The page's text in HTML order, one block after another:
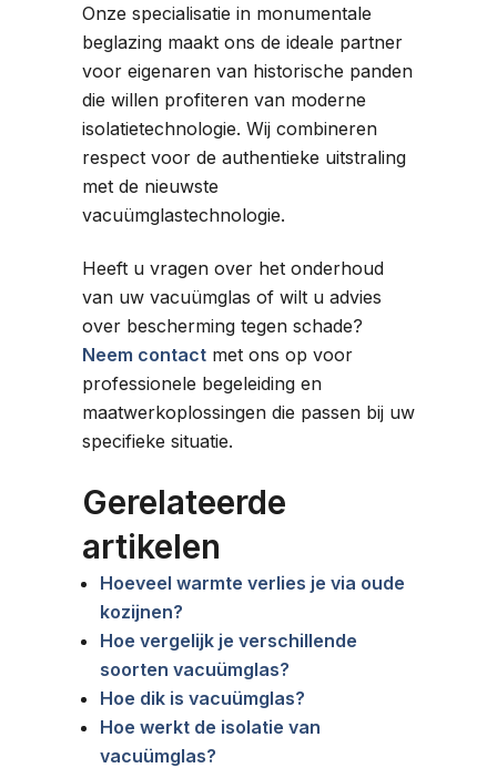
Onze specialisatie in monumentale
beglazing maakt ons de ideale partner
voor eigenaren van historische panden
die willen profiteren van moderne
isolatietechnologie. Wij combineren
respect voor de authentieke uitstraling
met de nieuwste
vacuümglastechnologie.
Heeft u vragen over het onderhoud
van uw vacuümglas of wilt u advies
over bescherming tegen schade?
Neem contact met ons op voor
professionele begeleiding en
maatwerkoplossingen die passen bij uw
specifieke situatie.
Gerelateerde
artikelen
Hoeveel warmte verlies je via oude
kozijnen?
Hoe vergelijk je verschillende
soorten vacuümglas?
Hoe dik is vacuümglas?
Hoe werkt de isolatie van
vacuümglas?